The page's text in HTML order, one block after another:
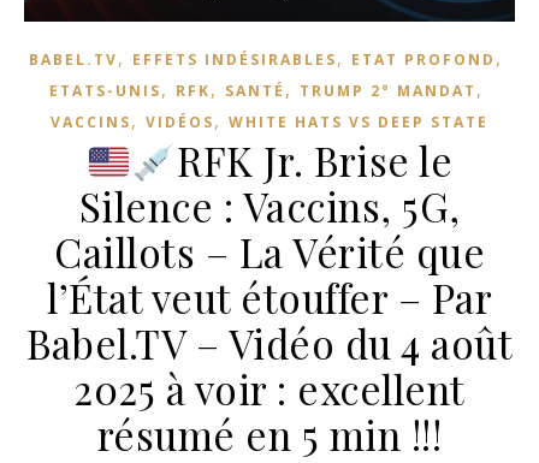
BABEL.TV, EFFETS INDÉSIRABLES, ETAT PROFOND ,
ETATS-UNIS, RFK, SANTÉ , TRUMP 2° MANDAT ,
VACCINS, VIDÉOS, WHITE HATS VS DEEP STATE
RFK Jr. Brise le
Silence : Vaccins, 5G,
Caillots – La Vérité que
l’État veut étouffer – Par
Babel.TV – Vidéo du 4 août
2025 à voir : excellent
résumé en 5 min !!!